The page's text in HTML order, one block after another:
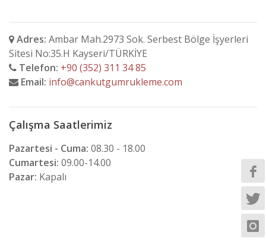
Adres: Ambar Mah.2973 Sok. Serbest Bölge İşyerleri
Sitesi No:35.H Kayseri/TÜRKİYE
Telefon: +90 (352) 311 34 85
Email: info@cankutgumrukleme.com
Çalışma Saatlerimiz
Pazartesi - Cuma: 08.30 - 18.00
Cumartesi: 09.00-14.00
Pazar: Kapalı